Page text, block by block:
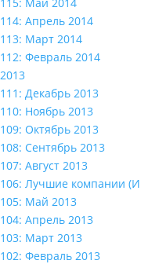
114: Апрель 2014
113: Март 2014
112: Февраль 2014
2013
111: Декабрь 2013
110: Ноябрь 2013
109: Октябрь 2013
108: Сентябрь 2013
107: Август 2013
106: Лучшие компании
105: Май 2013
104: Апрель 2013
103: Март 2013
102: Февраль 2013